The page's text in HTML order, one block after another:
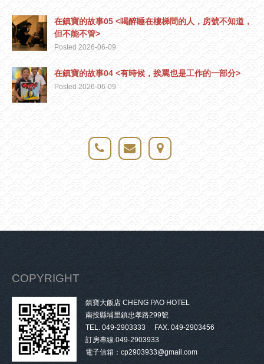
在鎮寶的故事05 <喝醉睡在樓梯間的人，房號不知道，
但不能不管>
Posted 2026-06-09
在鎮寶的故事04 <有時候，挨罵也是工作的一部分>
Posted 2026-06-09
COPYRIGHT
鎮寶大飯店 CHENG PAO HOTEL
南投縣埔里鎮忠孝路299號
TEL. 049-2903333 FAX. 049-2903456
訂房專線.049-2903933
電子信箱：cp2903933@gmail.com